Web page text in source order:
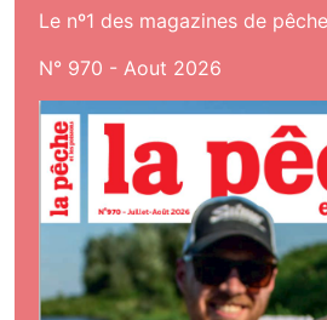
Le nº1 des magazines de
N° 970 - Aout 2026